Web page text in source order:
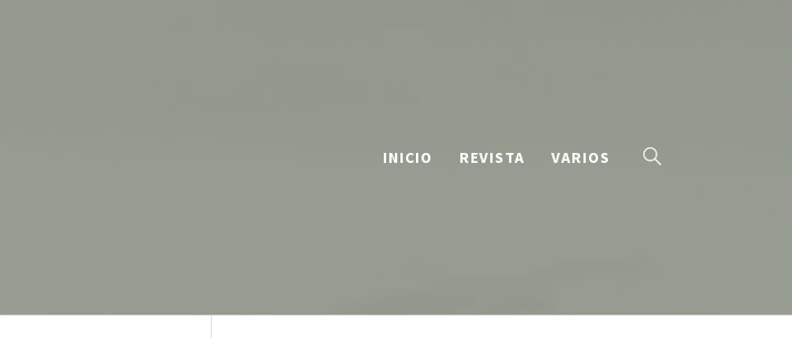
INICIO REVISTA VARIOS